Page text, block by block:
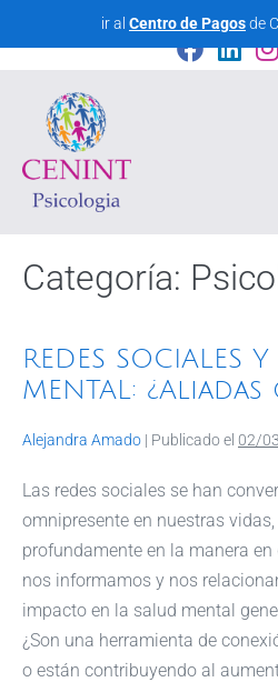
ir al Centro de Pagosde
CENINT - Centro
Categoría:
REDES SOCIALES
MENTAL:
Alejandra Amado | Publicado el 02/
Las redes sociales se han
omnipresente en nuestras
profundamente en la manera
nos informamos y nos
impacto en la salud mental
¿Son una herramienta de
o están contribuyendo al